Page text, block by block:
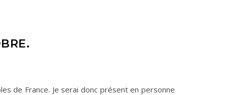
de France. Je serai donc présent en personne